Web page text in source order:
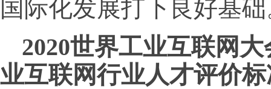
国际化发展打下良好基
2020世界工业互联网
业互联网行业人才评价